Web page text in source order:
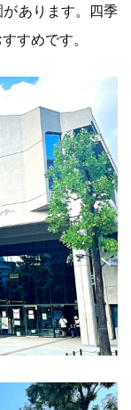
あります。四季
すめです。